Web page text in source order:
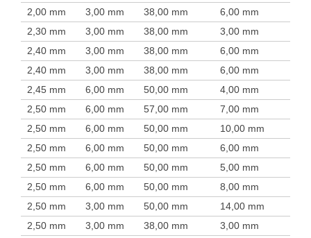
2,00 mm
3,00 mm 38,00 mm 6,00 mm
2,30 mm
3,00 mm 38,00 mm 3,00 mm
2,40 mm
3,00 mm 38,00 mm 6,00 mm
2,40 mm
3,00 mm 38,00 mm 6,00 mm
2,45 mm
6,00 mm 50,00 mm 4,00 mm
2,50 mm
6,00 mm 57,00 mm 7,00 mm
2,50 mm
6,00 mm 50,00 mm 10,00 mm
2,50 mm
6,00 mm 50,00 mm 6,00 mm
2,50 mm
6,00 mm 50,00 mm 5,00 mm
2,50 mm
6,00 mm 50,00 mm 8,00 mm
2,50 mm
3,00 mm 50,00 mm 14,00 mm
2,50 mm
3,00 mm 38,00 mm 3,00 mm